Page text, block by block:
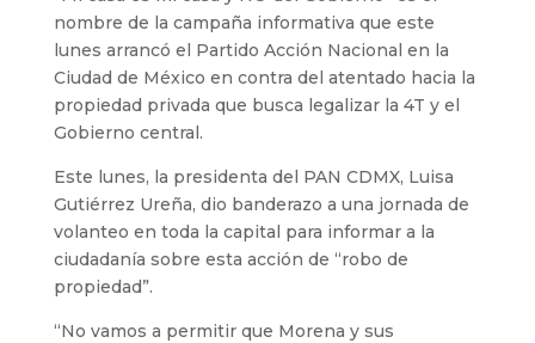
nombre de la campaña informativa que este
lunes arrancó el Partido Acción Nacional en la
Ciudad de México en contra del atentado hacia la
propiedad privada que busca legalizar la 4T y el
Gobierno central.
Este lunes, la presidenta del PAN CDMX, Luisa
Gutiérrez Ureña, dio banderazo a una jornada de
volanteo en toda la capital para informar a la
ciudadanía sobre esta acción de “robo de
propiedad”.
“No vamos a permitir que Morena y sus